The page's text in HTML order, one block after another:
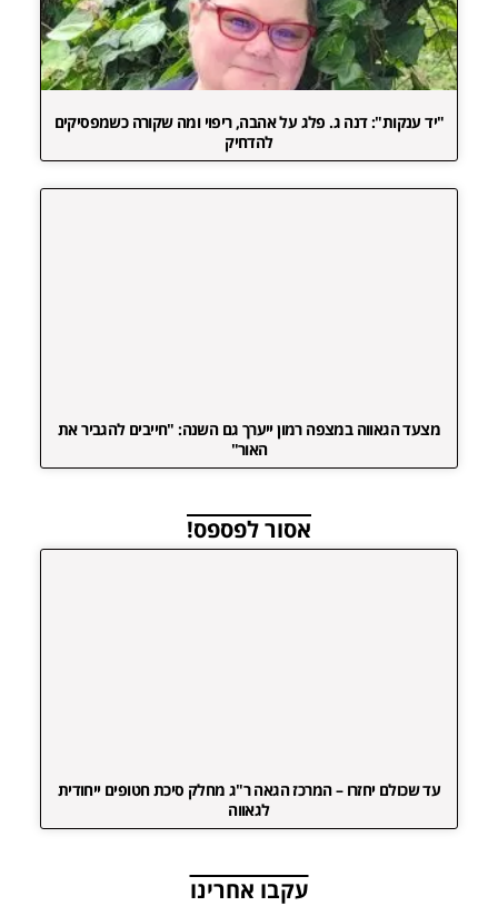
"יד ענקות": דנה ג. פלג על אהבה, ריפוי ומה שקורה כשמפסיקים
להדחיק
מצעד הגאווה במצפה רמון ייערך גם השנה: "חייבים להגביר את
האור"
אסור לפספס!
עד שכולם יחזרו – המרכז הגאה ר"ג מחלק סיכת חטופים ייחודית
לגאווה
עקבו אחרינו